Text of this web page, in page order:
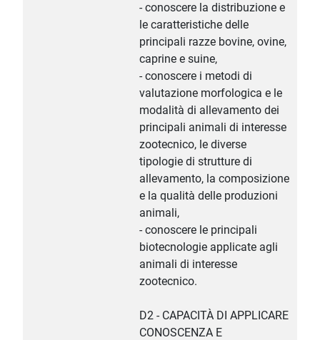
- conoscere la distribuzione e
le caratteristiche delle
principali razze bovine, ovine,
caprine e suine,
- conoscere i metodi di
valutazione morfologica e le
modalità di allevamento dei
principali animali di interesse
zootecnico, le diverse
tipologie di strutture di
allevamento, la composizione
e la qualità delle produzioni
animali,
- conoscere le principali
biotecnologie applicate agli
animali di interesse
zootecnico.
D2 - CAPACITÀ DI APPLICARE
CONOSCENZA E